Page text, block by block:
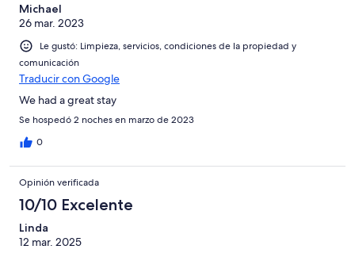
Michael
26 mar. 2023
Le gustó: Limpieza, servicios, condiciones de la propiedad y
comunicación
Traducir con Google
We had a great stay
Se hospedó 2 noches en marzo de 2023
0
Opinión verificada
10/10 Excelente
Linda
12 mar. 2025